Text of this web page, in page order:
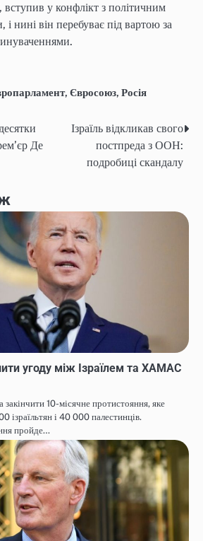
вступив у конфлікт з політичним
і нині він перебуває під вартою за
, Євросоюз, Росія
Де
Ізраїль відкликав свого
постпреда з ООН:
подробиці скандалу
угоду між Ізраїлем та ХАМАС
закінчити 10-місячне протистояння, яке
ізраїльтян і 40 000 палестинців.
пройде…